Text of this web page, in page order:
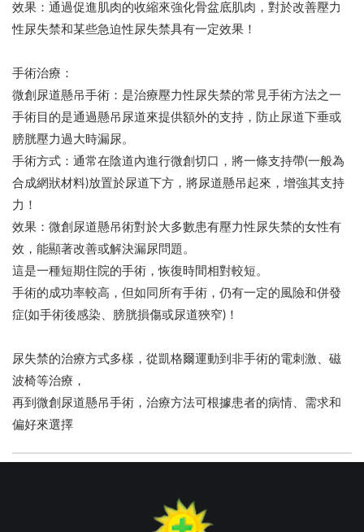
效果：通過促進肌肉的收縮來強化骨盆底肌肉，對於改善壓力
性尿失禁和某些急迫性尿失禁具有一定效果！
手術治療：
微創尿道懸吊手術：是治療壓力性尿失禁的常見手術方法之一
手術目的是通過懸吊尿道來提供額外的支持，防止尿道下垂或
膀胱壓力過大時漏尿。
手術方式：通常在陰道內進行微創切口，將一條支持帶(一般為
合成網狀材料)放置於尿道下方，將尿道懸吊起來，增強其支持
力！
效果：微創尿道懸吊術對於大多數患有壓力性尿失禁的女性有
效，能顯著改善或解決漏尿問題。
這是一種短期住院的手術，恢復時間相對較短。
手術的成功率較高，但如同所有手術，仍有一定的風險和併發
症(如手術後感染、膀胱損傷或尿道狹窄)！
尿失禁的治療方式多樣，從凱格爾運動到非手術的電刺激、磁
波椅等治療，
再到微創尿道懸吊手術，治療方法可根據患者的病情、需求和
偏好來選擇